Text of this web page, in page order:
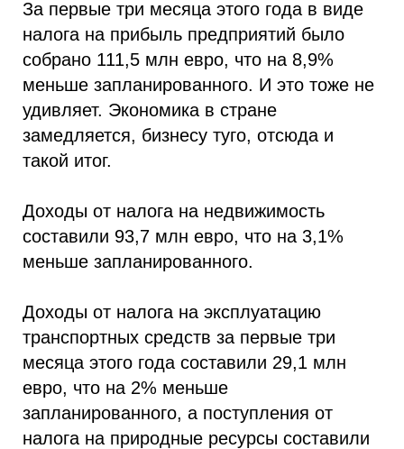
За первые три месяца этого года в виде
налога на прибыль предприятий было
собрано 111,5 млн евро, что на 8,9%
меньше запланированного. И это тоже не
удивляет. Экономика в стране
замедляется, бизнесу туго, отсюда и
такой итог.
Доходы от налога на недвижимость
составили 93,7 млн евро, что на 3,1%
меньше запланированного.
Доходы от налога на эксплуатацию
транспортных средств за первые три
месяца этого года составили 29,1 млн
евро, что на 2% меньше
запланированного, а поступления от
налога на природные ресурсы составили